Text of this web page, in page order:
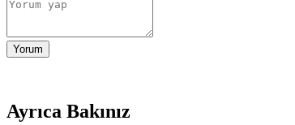
Yorum
Ayrıca Bakınız